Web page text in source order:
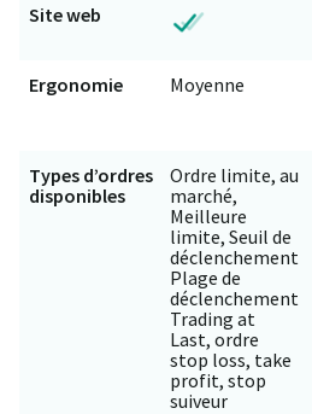
Site web
Ergonomie Moyenne
Types d’ordres
disponibles
Ordre limite, au
marché,
Meilleure
limite, Seuil de
déclenchement
Plage de
déclenchement
Trading at
Last, ordre
stop loss, take
profit, stop
suiveur